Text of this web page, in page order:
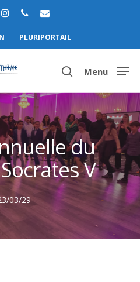
PLURIPORTAIL
or ESC to close
Menu
du
V
03/29